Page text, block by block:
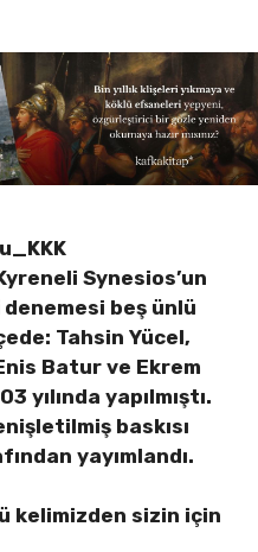
Synesios’un
denemesi beş ünlü
Tahsin Yücel,
Batur ve Ekrem
yılında yapılmıştı.
baskısı
yayımlandı.
kelimizden sizin için